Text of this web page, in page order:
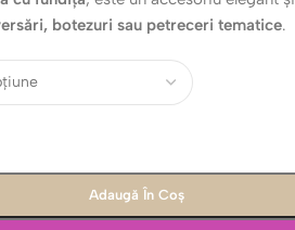
botezuri sau petreceri tematice.
Adaugă În Coș